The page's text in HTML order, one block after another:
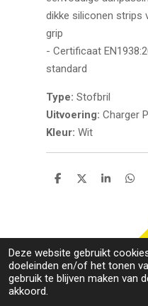
Deze website gebruikt
doeleinden en/of het tonen
gebruik te blijven maken van
akkoord.
dikke siliconen strips
grip
- Certificaat
standard
Type: Stofbril
Uitvoering: Charger
Kleur: Wit
D
D
S
D
Algemene voorwaarden